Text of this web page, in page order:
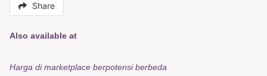
Share
Also available at
Harga di marketplace berpotensi berbeda